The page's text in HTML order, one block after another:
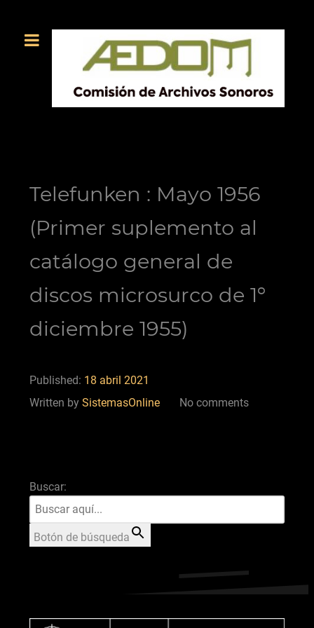
Telefunken : Mayo 1956
(Primer suplemento al
catálogo general de
discos microsurco de 1º
diciembre 1955)
Published: 18 abril 2021
Written by SistemasOnline No comments
Buscar:
Botón de búsqueda